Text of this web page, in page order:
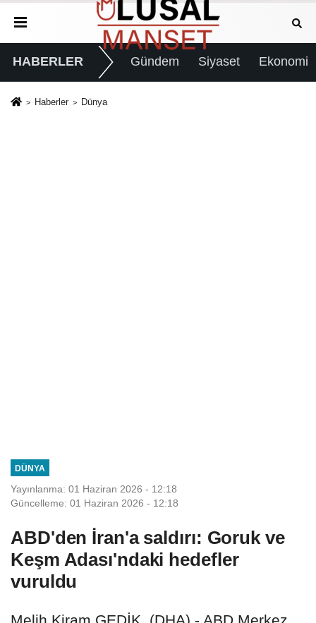
HABERLER Gündem Siyaset Ekonomi
Haberler Dünya
DÜNYA
Yayınlanma: 01 Haziran 2026 - 12:18
Güncelleme: 01 Haziran 2026 - 12:18
ABD'den İran'a saldırı: Goruk ve
Keşm Adası'ndaki hedefler
vuruldu